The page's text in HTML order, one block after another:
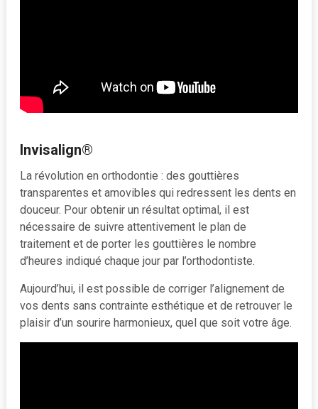
Invisalign®
La révolution en orthodontie : des gouttières
transparentes et amovibles qui redressent les dents en
douceur. Pour obtenir un résultat optimal, il est
nécessaire de suivre attentivement le plan de
traitement et de porter les gouttières le nombre
d’heures indiqué chaque jour par l’orthodontiste.
Aujourd’hui, il est possible de corriger l’alignement de
vos dents sans contrainte esthétique et de retrouver le
plaisir d’un sourire harmonieux, quel que soit votre âge.